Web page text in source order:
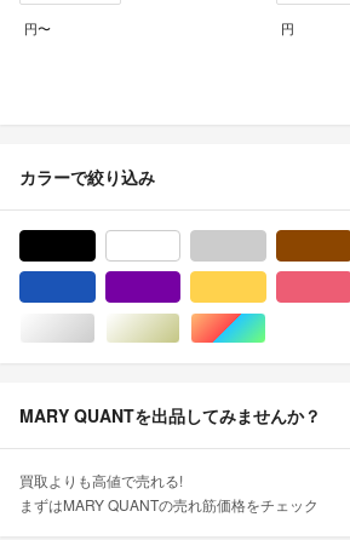
円〜 円
カラーで絞り込み
シルバー/銀色系ゴールド/金色系マルチカラー
MARY QUANTを出品してみませんか？
買取よりも高値で売れる!
まずはMARY QUANTの売れ筋価格をチェック